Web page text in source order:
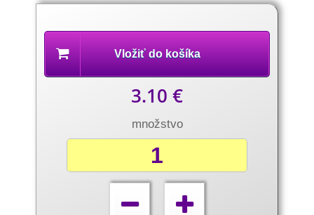
Vložiť do košíka
3.10 €
množstvo
produktu